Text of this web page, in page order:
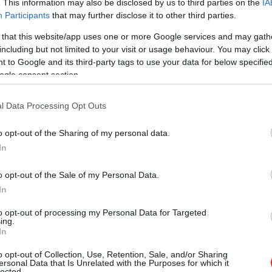
This information may also be disclosed by us to third parties on the
Participants that may further disclose it to other third parties.
that this website/app uses one or more Google services and may
but not limited to your visit or usage behaviour. You may
to Google and its third-party tags to use your data for below
consent section.
Data Processing Opt Outs
opt-out of the Sharing of my personal data.
opt-out of the Sale of my Personal Data.
opt-out of processing my Personal Data for Targeted
opt-out of Collection, Use, Retention, Sale, and/or Sharing
Data that Is Unrelated with the Purposes for which it
viņi nekādā veidā nevar ietekmēt. Jā, viņi ir un
būs lādēšana daudzdzīvokļu mājās. Kā
dzīvo daudzdzīvokļu mājās. Un pats galvenais,
jo nākotnē, kad būs aizliegti iekšdedzes
mājās,” tā TV24 raidījumā
galvenie elektroauto uzlādes punkti nav šie
vai darbavieta, uzsvēra Karačevskis.